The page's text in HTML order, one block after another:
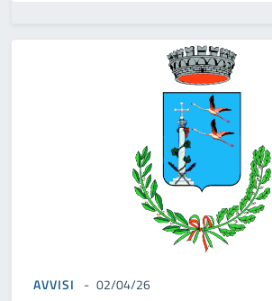
AVVISI 02/04/26